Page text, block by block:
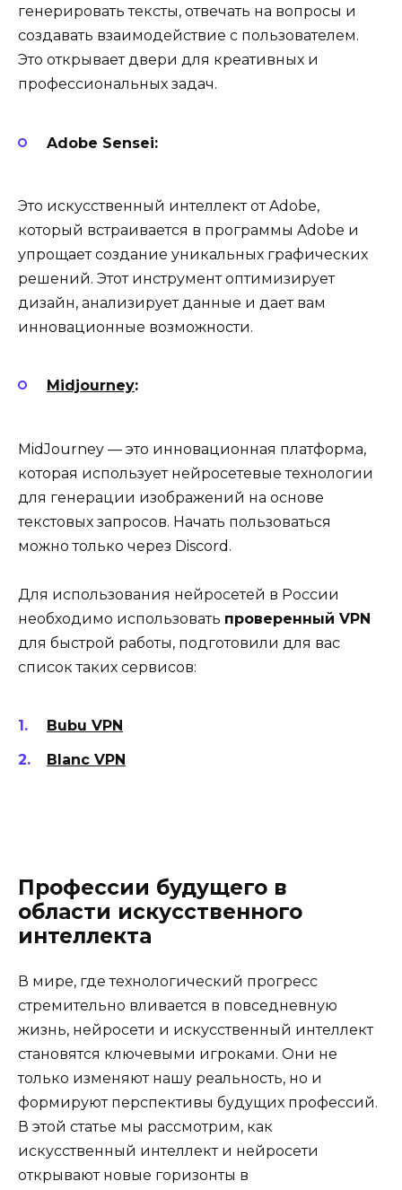
генерировать тексты, отвечать на вопросы и
создавать взаимодействие с пользователем.
Это открывает двери для креативных и
профессиональных задач.
Adobe Sensei:
Это искусственный интеллект от Adobe,
который встраивается в программы Adobe и
упрощает создание уникальных графических
решений. Этот инструмент оптимизирует
дизайн, анализирует данные и дает вам
инновационные возможности.
Midjourney:
MidJourney — это инновационная платформа,
которая использует нейросетевые технологии
для генерации изображений на основе
текстовых запросов. Начать пользоваться
можно только через Discord.
Для использования нейросетей в России
необходимо использовать проверенный VPN
для быстрой работы, подготовили для вас
список таких сервисов:
Bubu VPN
Blanc VPN
Профессии будущего в
области искусственного
интеллекта
В мире, где технологический прогресс
стремительно вливается в повседневную
жизнь, нейросети и искусственный интеллект
становятся ключевыми игроками. Они не
только изменяют нашу реальность, но и
формируют перспективы будущих профессий.
В этой статье мы рассмотрим, как
искусственный интеллект и нейросети
открывают новые горизонты в